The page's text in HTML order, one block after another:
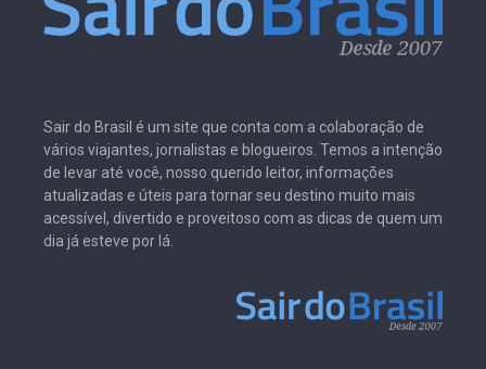
Sair do Brasil é um site que conta com a colaboração de
vários viajantes, jornalistas e blogueiros. Temos a intenção
de levar até você, nosso querido leitor, informações
atualizadas e úteis para tornar seu destino muito mais
acessível, divertido e proveitoso com as dicas de quem um
dia já esteve por lá.